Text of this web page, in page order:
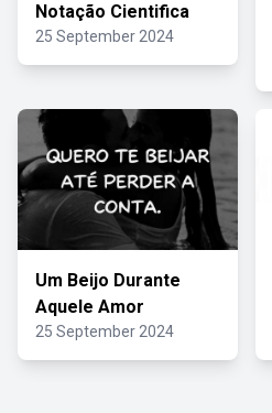
Notação Cientifica
25 September 2024
Um Beijo Durante
Aquele Amor
25 September 2024